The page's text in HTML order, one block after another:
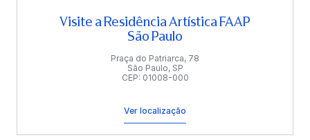
Visite a Residência Artística FAAP
São Paulo
Praça do Patriarca, 78
São Paulo, SP
CEP: 01008-000
Ver localização